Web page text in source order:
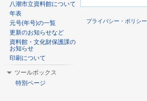
八潮市立資料館について
年表
元号(年号)の一覧
更新のお知らせなど
資料館・文化財保護課の
お知らせ
印刷について
ツールボックス
特別ページ
プライバシー・ポリシー